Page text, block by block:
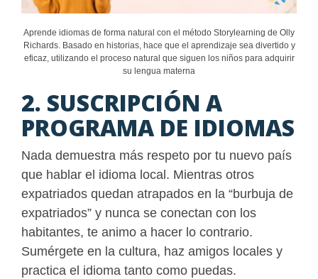
Aprende idiomas de forma natural con el método Storylearning de Olly
Richards. Basado en historias, hace que el aprendizaje sea divertido y
eficaz, utilizando el proceso natural que siguen los niños para adquirir
su lengua materna
2. SUSCRIPCIÓN A
PROGRAMA DE IDIOMAS
Nada demuestra más respeto por tu nuevo país
que hablar el idioma local. Mientras otros
expatriados quedan atrapados en la “burbuja de
expatriados” y nunca se conectan con los
habitantes, te animo a hacer lo contrario.
Sumérgete en la cultura, haz amigos locales y
practica el idioma tanto como puedas.